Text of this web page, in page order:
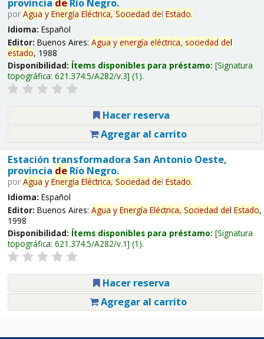
por Agua y Energía Eléctrica, Sociedad del Estado.
Idioma: Español
Editor: Buenos Aires: Agua y energía eléctrica, sociedad del
estado, 1988
Disponibilidad: Ítems disponibles para préstamo: Signatura
topográfica: 621.374.5/A282/v.3 (1).
Hacer reserva
Agregar al carrito
Estación transformadora San Antonio Oeste,
provincia deRío Negro.
por Agua y Energía Eléctrica, Sociedad del Estado.
Idioma: Español
Editor: Buenos Aires: Agua y Energía Eléctrica, Sociedad del Estado,
1998
Disponibilidad: Ítems disponibles para préstamo: Signatura
topográfica: 621.374.5/A282/v.1 (1).
Hacer reserva
Agregar al carrito